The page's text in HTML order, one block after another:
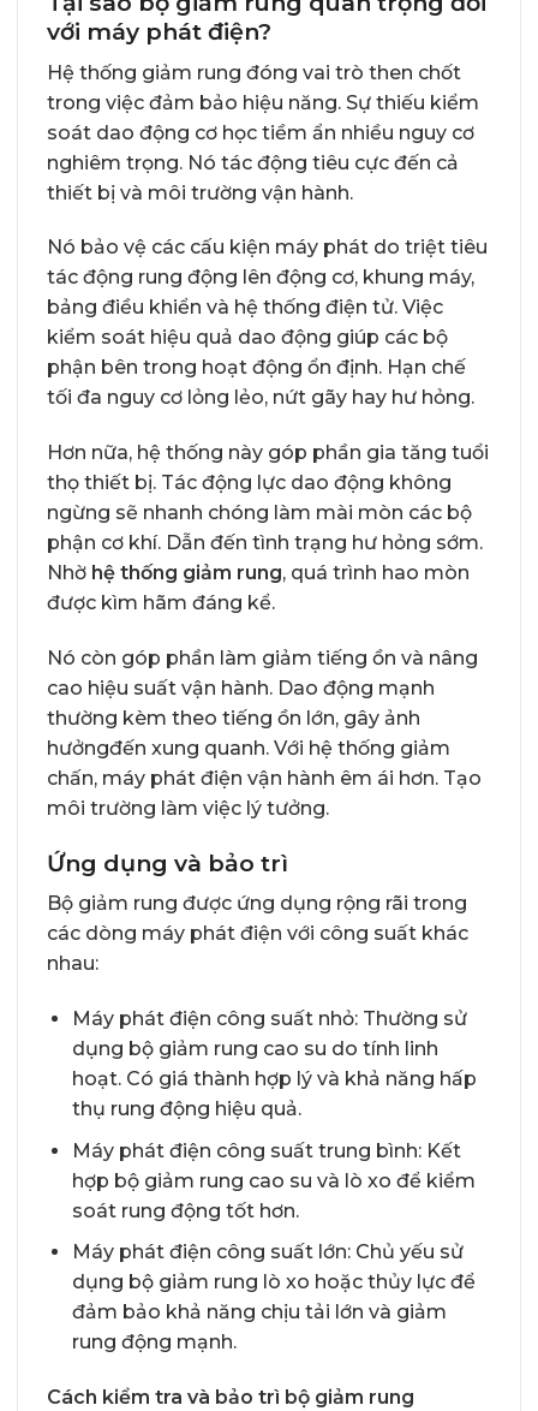
với máy phát điện?
Hệ thống giảm rung đóng vai trò then chốt
trong việc đảm bảo hiệu năng. Sự thiếu kiểm
soát dao động cơ học tiềm ẩn nhiều nguy cơ
nghiêm trọng. Nó tác động tiêu cực đến cả
thiết bị và môi trường vận hành.
Nó bảo vệ các cấu kiện máy phát do triệt tiêu
tác động rung động lên động cơ, khung máy,
bảng điều khiển và hệ thống điện tử. Việc
kiểm soát hiệu quả dao động giúp các bộ
phận bên trong hoạt động ổn định. Hạn chế
tối đa nguy cơ lỏng lẻo, nứt gãy hay hư hỏng.
Hơn nữa, hệ thống này góp phần gia tăng tuổi
thọ thiết bị. Tác động lực dao động không
ngừng sẽ nhanh chóng làm mài mòn các bộ
phận cơ khí. Dẫn đến tình trạng hư hỏng sớm.
Nhờ hệ thống giảm rung, quá trình hao mòn
được kìm hãm đáng kể.
Nó còn góp phần làm giảm tiếng ồn và nâng
cao hiệu suất vận hành. Dao động mạnh
thường kèm theo tiếng ồn lớn, gây ảnh
hưởngđến xung quanh. Với hệ thống giảm
chấn, máy phát điện vận hành êm ái hơn. Tạo
môi trường làm việc lý tưởng.
Ứng dụng và bảo trì
Bộ giảm rung được ứng dụng rộng rãi trong
các dòng máy phát điện với công suất khác
nhau:
Máy phát điện công suất nhỏ: Thường sử
dụng bộ giảm rung cao su do tính linh
hoạt. Có giá thành hợp lý và khả năng hấp
thụ rung động hiệu quả.
Máy phát điện công suất trung bình: Kết
hợp bộ giảm rung cao su và lò xo để kiểm
soát rung động tốt hơn.
Máy phát điện công suất lớn: Chủ yếu sử
dụng bộ giảm rung lò xo hoặc thủy lực để
đảm bảo khả năng chịu tải lớn và giảm
rung động mạnh.
Cách kiểm tra và bảo trì bộ giảm rung